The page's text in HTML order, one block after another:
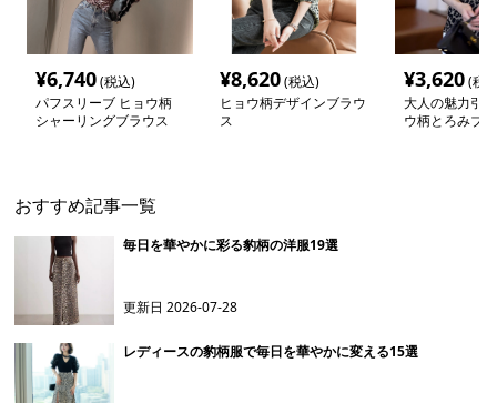
¥6,740(税込)
パフスリーブ ヒョウ柄
シャーリングブラウス
¥8,620(税込)
ヒョウ柄デザインブラウ
ス
¥3,620(税
大人の魅力引
ウ柄とろみブ
おすすめ記事一覧
毎日を華やかに彩る豹柄の洋服19選
更新日2026-07-28
レディースの豹柄服で毎日を華やかに変える15選